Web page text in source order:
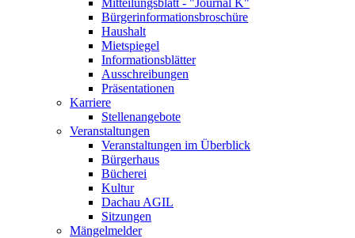
Mitteilungsblatt - "Journal K"
Bürgerinformationsbroschüre
Haushalt
Mietspiegel
Informationsblätter
Ausschreibungen
Präsentationen
Karriere
Stellenangebote
Veranstaltungen
Veranstaltungen im Überblick
Bürgerhaus
Bücherei
Kultur
Dachau AGIL
Sitzungen
Mängelmelder